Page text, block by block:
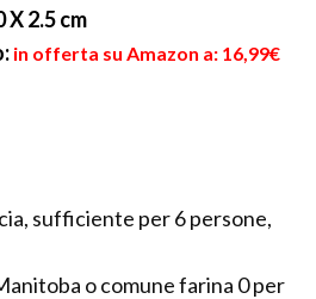
X 2.5 cm
in offerta su Amazon a: 16,99€
sufficiente per 6 persone,
o comune farina 0 per